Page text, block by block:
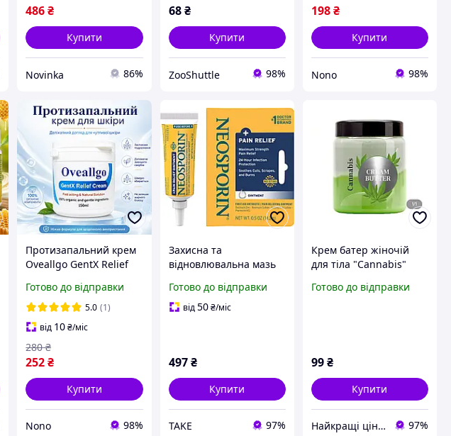
486₴
Купити
Novinka 86%
68 ₴
Купити
ZooShuttle 98%
198₴
Купити
Nono 98%
Протизапальний крем
Oveallgo GentX Relief
усунення сухості та
лущення шкіри 150 мл
Крем від почервоніння
Готово до відправки
5.0 (1)
від 10₴/міс
252₴
280 ₴
Купити
Nono 98%
Захисна та
відновлювальна мазь
Pain Relief 14.2 г
Готово до відправки
від50 ₴/міс
497 ₴
Купити
TAKE 97%
Крем батер жіночій
для тіла "Cannabis"
Готово до відправки
99₴
Купити
Найкращі ціни:) Lightssshop 97%